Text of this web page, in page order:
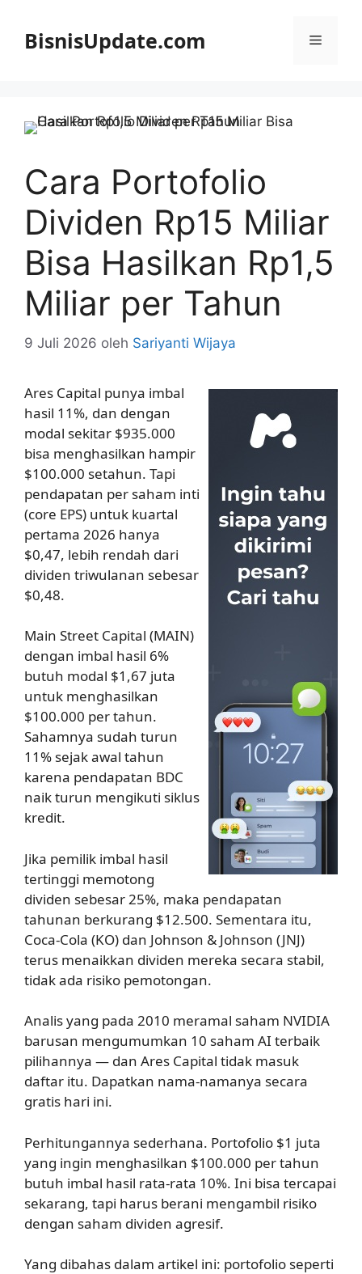
BisnisUpdate.com Menu
Cara Portofolio
Dividen Rp15 Miliar
Bisa Hasilkan Rp1,5
Miliar per Tahun
9 Juli 2026 oleh Sariyanti Wijaya
Ares Capital punya imbal
hasil 11%, dan dengan
modal sekitar $935.000
bisa menghasilkan hampir
$100.000 setahun. Tapi
pendapatan per saham inti
(core EPS) untuk kuartal
pertama 2026 hanya
$0,47, lebih rendah dari
dividen triwulanan sebesar
$0,48.
Main Street Capital (MAIN)
dengan imbal hasil 6%
butuh modal $1,67 juta
untuk menghasilkan
$100.000 per tahun.
Sahamnya sudah turun
11% sejak awal tahun
karena pendapatan BDC
naik turun mengikuti siklus
kredit.
Jika pemilik imbal hasil
tertinggi memotong
dividen sebesar 25%, maka pendapatan
tahunan berkurang $12.500. Sementara itu,
Coca-Cola (KO) dan Johnson & Johnson (JNJ)
terus menaikkan dividen mereka secara stabil,
tidak ada risiko pemotongan.
Analis yang pada 2010 meramal saham NVIDIA
barusan mengumumkan 10 saham AI terbaik
pilihannya — dan Ares Capital tidak masuk
daftar itu. Dapatkan nama-namanya secara
gratis hari ini.
Perhitungannya sederhana. Portofolio $1 juta
yang ingin menghasilkan $100.000 per tahun
butuh imbal hasil rata-rata 10%. Ini bisa tercapai
sekarang, tapi harus berani mengambil risiko
dengan saham dividen agresif.
Yang dibahas dalam artikel ini: portofolio seperti